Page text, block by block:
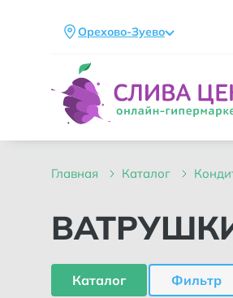
Орехово-Зуево
главная каталог
Каталог Фильтр